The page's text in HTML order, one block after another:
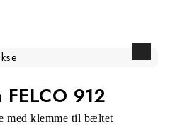
912
med klemme til bæltet